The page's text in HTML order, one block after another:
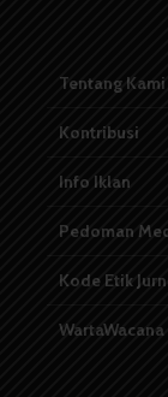
Tentang Kami
Kontribusi
Info Iklan
Pedoman
Kode Etik
WartaWacana